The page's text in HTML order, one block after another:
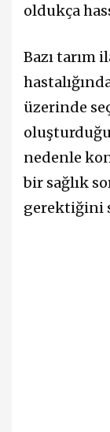
oldukça
Bazı tarım
üzerinde
nedenle
bir sağlık
gerektiğini